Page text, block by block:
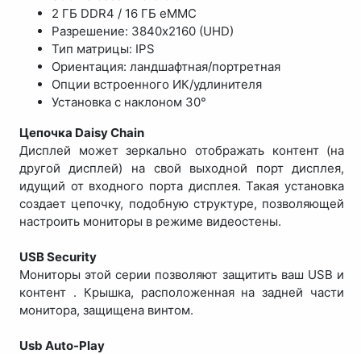
2 ГБ DDR4 / 16 ГБ eMMC
Разрешение: 3840x2160 (UHD)
Тип матрицы: IPS
Ориентация: ландшафтная/портретная
Опции встроенного ИК/удлинителя
Установка с наклоном 30°
Цепочка Daisy Chain
Дисплей может зеркально отображать контент (на
другой дисплей) на свой выходной порт дисплея,
идущий от входного порта дисплея. Такая установка
создает цепочку, подобную структуре, позволяющей
настроить мониторы в режиме видеостены.
USB Security
Мониторы этой серии позволяют защитить ваш USB и
контент . Крышка, расположенная на задней части
монитора, защищена винтом.
Usb Auto-Play